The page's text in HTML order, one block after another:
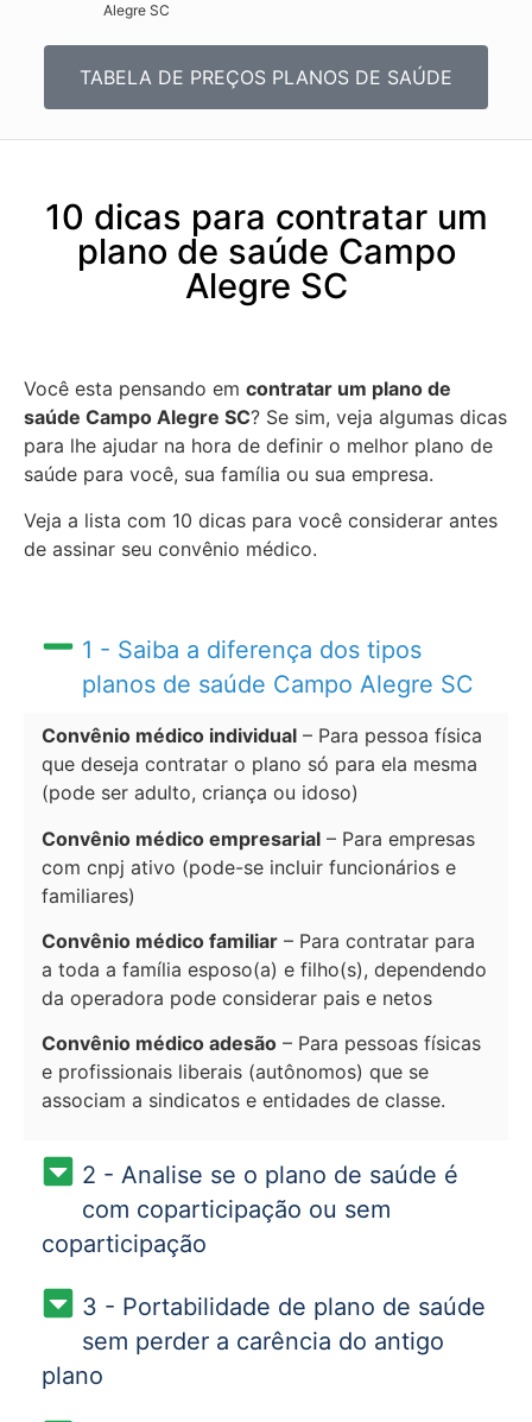
Alegre SC
TABELA DE PREÇOS PLANOS DE SAÚDE
10 dicas para contratar um
plano de saúde Campo
Alegre SC
Você esta pensando em contratar um plano de
saúde Campo Alegre SC? Se sim, veja algumas dicas
para lhe ajudar na hora de definir o melhor plano de
saúde para você, sua família ou sua empresa.
Veja a lista com 10 dicas para você considerar antes
de assinar seu convênio médico.
1 - Saiba a diferença dos tipos
planos de saúde Campo Alegre SC
Convênio médico individual – Para pessoa física
que deseja contratar o plano só para ela mesma
(pode ser adulto, criança ou idoso)
Convênio médico empresarial – Para empresas
com cnpj ativo (pode-se incluir funcionários e
familiares)
Convênio médico familiar – Para contratar para
a toda a família esposo(a) e filho(s), dependendo
da operadora pode considerar pais e netos
Convênio médico adesão – Para pessoas físicas
e profissionais liberais (autônomos) que se
associam a sindicatos e entidades de classe.
2 - Analise se o plano de saúde é
com coparticipação ou sem
coparticipação
3 - Portabilidade de plano de saúde
sem perder a carência do antigo
plano